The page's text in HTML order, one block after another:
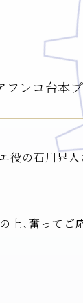
フレコ台本
役の石川界
、奮ってご